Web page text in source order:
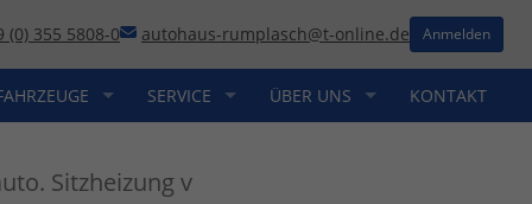
(0) 355 5808-0 autohaus-rumplasch@t-online.de Anmelden
SERVICE ÜBER UNS KONTAKT
Sitzheizung v